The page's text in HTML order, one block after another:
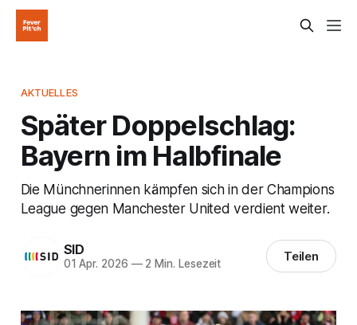
AKTUELLES
Später Doppelschlag:
Bayern im Halbfinale
Die Münchnerinnen kämpfen sich in der Champions
League gegen Manchester United verdient weiter.
SID
01 Apr. 2026 —2 Min. Lesezeit Teilen